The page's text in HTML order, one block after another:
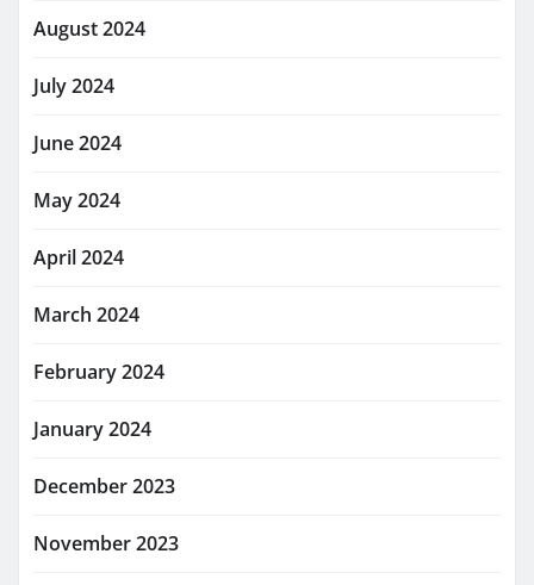
August 2024
July 2024
June 2024
May 2024
April 2024
March 2024
February 2024
January 2024
December 2023
November 2023